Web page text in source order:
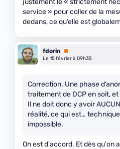
service » pour coller de la
dedans, ce qu’elle est
fdorin
Premium
Le 15 février à 09h35
Correction. Une phase
traitement de DCP en soit,
Il ne doit donc y avoir
réalité, ce qui est…
impossible.
On est d'accord. Et dès qu'on